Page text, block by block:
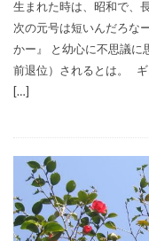
生まれた時は、昭和で、
次の元号は短いんだろな
かー』 と幼心に不思議に
前退位）されるとは。
[…]